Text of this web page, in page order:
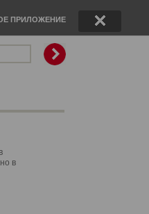
ПРИЛОЖЕНИЕ
в